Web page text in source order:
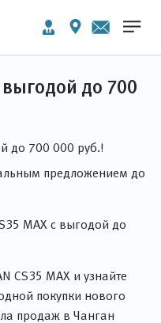
выгодой до 700
предложением до
MAX с выгодой до
CS35 MAX и узнайте
покупки нового
продаж в Чанган